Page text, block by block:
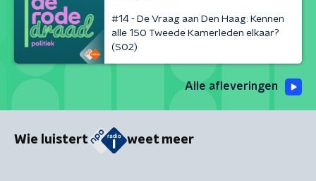
#14 - De Vraag aan Den Haag: Kennen
alle 150 Tweede Kamerleden elkaar?
(S02)
Alle afleveringen
Wie luistert weet meer